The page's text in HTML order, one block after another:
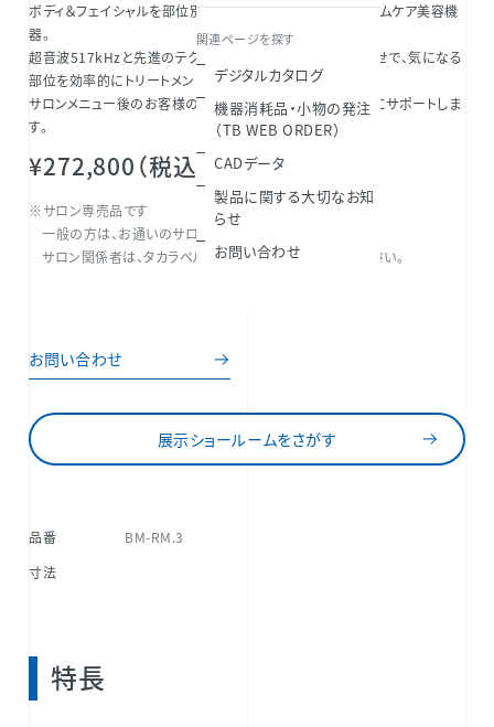
関連ページを探す
デジタルカタログ
機器消耗品・小物の発注
（TB WEB ORDER）
CADデータ
製品に関する大切なお知
らせ
お問い合わせ
ボディ＆フェイシャルを部位別にケアできる、サロン専売ホームケア美容機
器。
超音波517kHzと先進のテクノロジーＭ³waveの組み合わせで、気になる
部位を効率的にトリートメント。
サロンメニュー後のお客様のご自宅でのケアを機器が強力にサポートしま
す。
¥272,800（税込）
※サロン専売品です
一般の方は、お通いのサロンまでお問い合わせください。
サロン関係者は、タカラベルモントまでお問い合わせください。
お問い合わせ
展示ショールームをさがす
品番
BM-RM.3
寸法
特長